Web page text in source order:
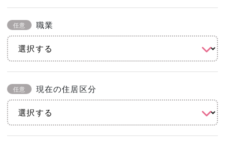
任意 職業
任意 現在の住居区分